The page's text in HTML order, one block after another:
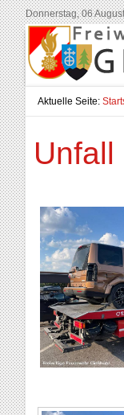
Donnerstag, 06
Aktuelle Seite: